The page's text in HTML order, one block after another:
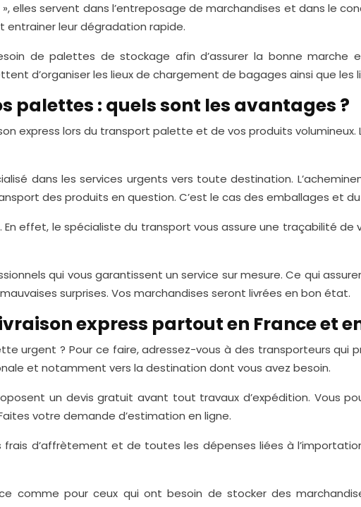
elles servent dans l’entreposage de marchandises et dans le
entrainer leur dégradation rapide.
de palettes de stockage afin d’assurer la bonne
d’organiser les lieux de chargement de bagages ainsi que les
palettes : quels sont les avantages ?
express lors du transport palette et de vos produits
dans les services urgents vers toute destination.
des produits en question. C’est le cas des emballages et
En effet, le spécialiste du transport vous assure une traçabilité
qui vous garantissent un service sur mesure. Ce qui
surprises. Vos marchandises seront livrées en bon état.
express partout en France et
urgent ? Pour ce faire, adressez-vous à des transporteurs qui
et notamment vers la destination dont vous avez besoin.
un devis gratuit avant tout travaux d’expédition. Vous
votre demande d’estimation en ligne.
d’affrètement et de toutes les dépenses liées à
comme pour ceux qui ont besoin de stocker des